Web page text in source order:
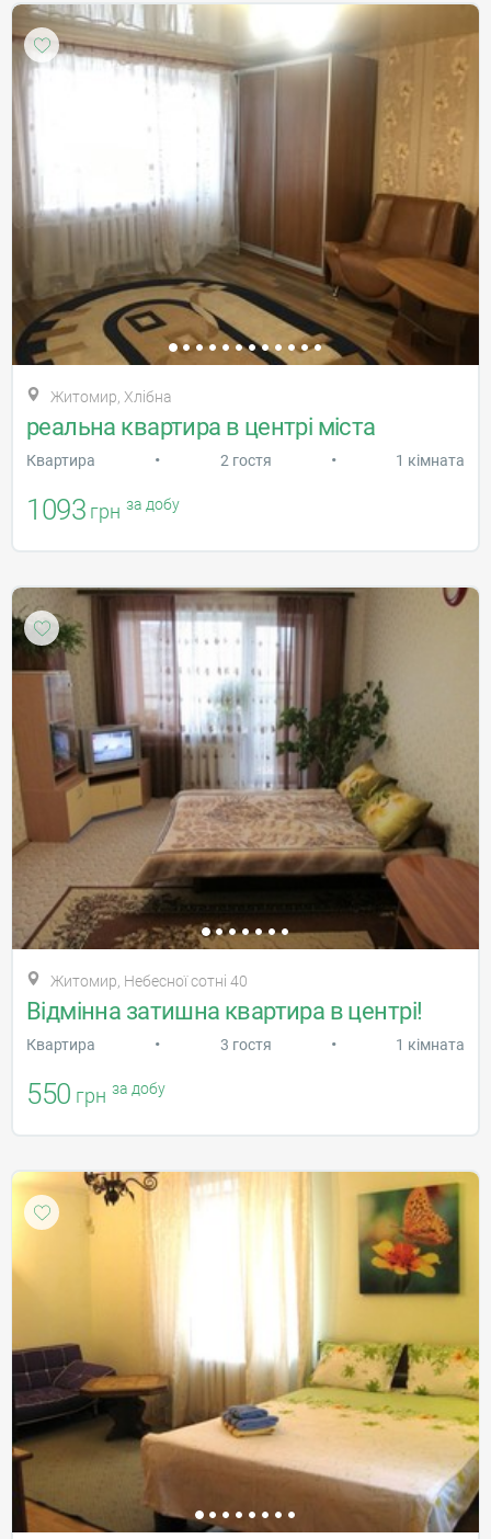
Житомир, Хлібна
реальна квартира в центрі міста
Квартира • 2 гостя • 1 кімната
1093 грн за добу
Житомир, Небесної сотні 40
Відмінна затишна квартира в центрі!
Квартира • 3 гостя • 1 кімната
550 грн за добу